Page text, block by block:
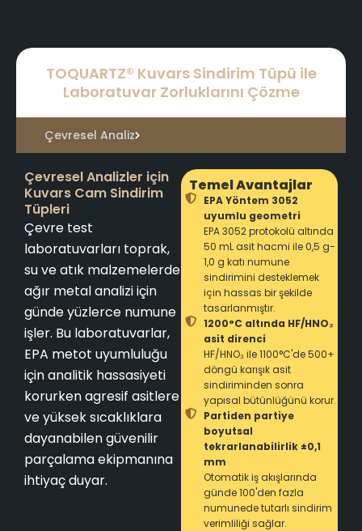
TOQUARTZ® Kuvars Sindirim Tüpü ile
Laboratuvar Zorluklarını Çözme
Çevresel Analiz
Çevresel Analizler için
Kuvars Cam Sindirim
Tüpleri
Çevre test
laboratuvarları toprak,
su ve atık malzemelerde
ağır metal analizi için
günde yüzlerce numune
işler. Bu laboratuvarlar,
EPA metot uyumluluğu
için analitik hassasiyeti
korurken agresif asitlere
ve yüksek sıcaklıklara
dayanabilen güvenilir
parçalama ekipmanına
ihtiyaç duyar.
Temel Avantajlar
EPA Yöntem 3052
uyumlu geometri
EPA 3052 protokolü altında
50 mL asit hacmi ile 0,5 g-
1,0 g katı numune
sindirimini desteklemek
için hassas bir şekilde
tasarlanmıştır.
1200°C altında HF/HNO₃
asit direnci
HF/HNO₃ ile 1100°C'de 500+
döngü karışık asit
sindiriminden sonra
yapısal bütünlüğünü korur.
Partiden partiye
boyutsal
tekrarlanabilirlik ±0,1
mm
Otomatik iş akışlarında
günde 100'den fazla
numunede tutarlı sindirim
verimliliği sağlar.